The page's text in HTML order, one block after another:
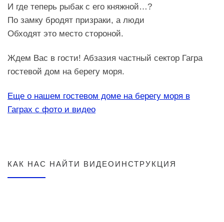
И где теперь рыбак с его княжной…?
По замку бродят призраки, а люди
Обходят это место стороной.
Ждем Вас в гости! Абзазия частный сектор Гагра
гостевой дом на берегу моря.
Еще о нашем гостевом доме на берегу моря в
Гаграх с фото и видео
КАК НАС НАЙТИ ВИДЕОИНСТРУКЦИЯ